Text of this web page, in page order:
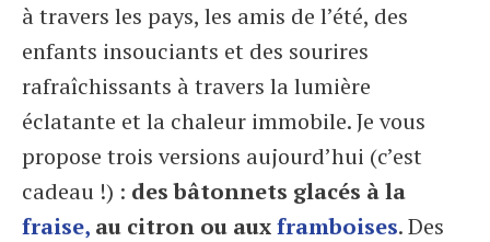
à travers les pays, les amis de l’été, des
enfants insouciants et des sourires
rafraîchissants à travers la lumière
éclatante et la chaleur immobile. Je vous
propose trois versions aujourd’hui (c’est
cadeau !) : des bâtonnets glacés à la
fraise, au citron ou auxframboises. Des